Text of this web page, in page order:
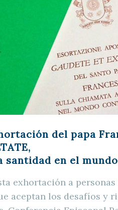
del papa
,
santidad en el
exhortación a personas
aceptan los desafíos y